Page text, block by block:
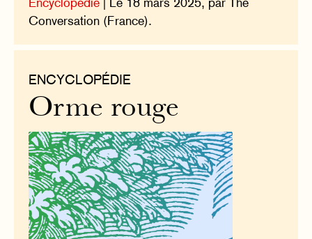
Conversation (France).
ENCYCLOPÉDIE
Orme rouge